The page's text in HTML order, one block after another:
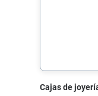
Cajas de